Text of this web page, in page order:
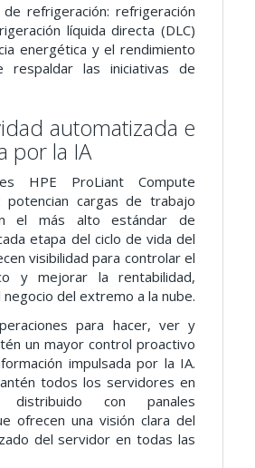
refrigeración: refrigeración
líquida directa (DLC)
energética y el rendimiento
las iniciativas de
automatizada e
por la IA
HPE ProLiant Compute
potencian cargas de trabajo
el más alto estándar de
etapa del ciclo de vida del
visibilidad para controlar el
y mejorar la rentabilidad,
del extremo a la nube.
para hacer, ver y
un mayor control proactivo
impulsada por la IA.
todos los servidores en
con panales
ofrecen una visión clara del
del servidor en todas las